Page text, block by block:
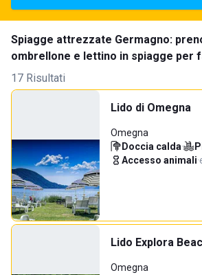
Spiagge attrezzate Germagno:
ombrellone e lettino in spiagge per
17 Risultati
Lido di Omegna
Omegna
Doccia calda·
Accesso animali·
Lido Explora
Omegna